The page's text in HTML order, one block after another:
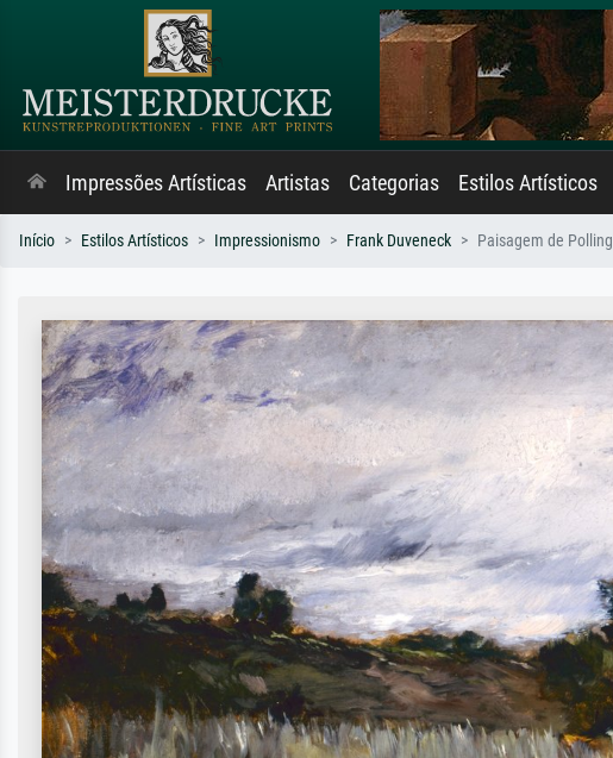
Impressões Artísticas Artistas Categorias Estilos Artísticos
Início Estilos Artísticos Impressionismo Frank Duveneck Paisagem de Polling